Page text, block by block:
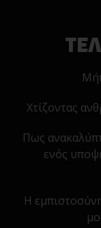
Χτίζοντας
Πως
ενός
Η